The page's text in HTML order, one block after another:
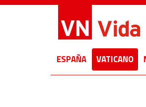
ESPAÑA VATICANO